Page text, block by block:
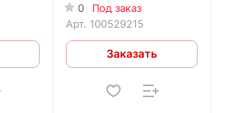
0
Под заказ
Арт. 100529215
Заказать